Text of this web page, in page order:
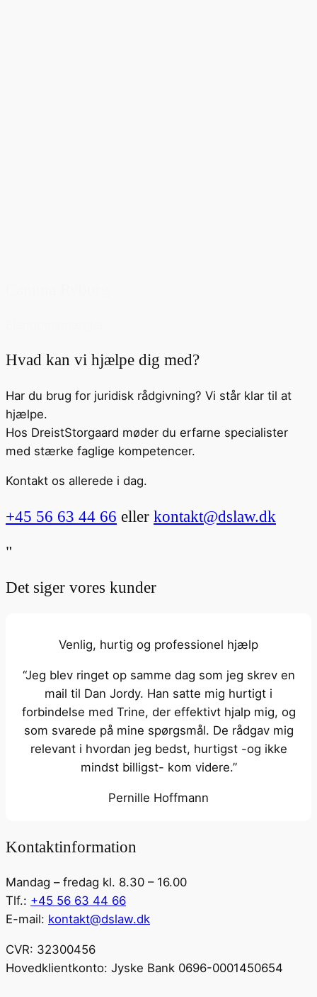
Hvad kan vi hjælpe dig med?
Har du brug for juridisk rådgivning? Vi står klar til at
hjælpe.
Hos DreistStorgaard møder du erfarne specialister
med stærke faglige kompetencer.
Kontakt os allerede i dag.
+45 56 63 44 66 eller kontakt@dslaw.dk
"
Det siger vores kunder
Venlig, hurtig og professionel hjælp
“Jeg blev ringet op samme dag som jeg skrev en
mail til Dan Jordy. Han satte mig hurtigt i
forbindelse med Trine, der effektivt hjalp mig, og
som svarede på mine spørgsmål. De rådgav mig
relevant i hvordan jeg bedst, hurtigst -og ikke
mindst billigst- kom videre.”
Pernille Hoffmann
Kontaktinformation
Mandag – fredag kl. 8.30 – 16.00
Tlf.: +45 56 63 44 66
E-mail: kontakt@dslaw.dk
CVR: 32300456
Hovedklientkonto: Jyske Bank 0696-0001450654